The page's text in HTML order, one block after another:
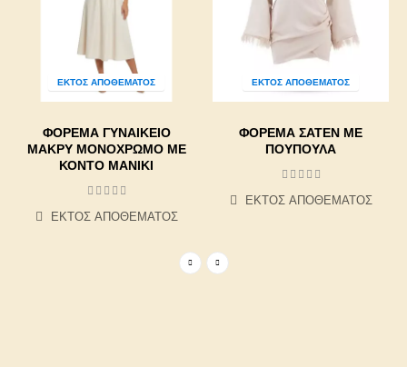
ΕΚΤΌΣ ΑΠΟΘΈΜΑΤΟΣ
ΦΌΡΕΜΑ ΓΥΝΑΙΚΕΊΟ
ΜΑΚΡΎ ΜΟΝΌΧΡΩΜΟ ΜΕ
ΚΟΝΤΌ ΜΑΝΊΚΙ
ΕΚΤΌΣ ΑΠΟΘΈΜΑΤΟΣ
ΕΚΤΌΣ ΑΠΟΘΈΜΑΤΟΣ
ΦΟΡΕΜΑ ΣΑΤΕΝ ΜΕ
ΠΟΥΠΟΥΛΑ
ΕΚΤΌΣ ΑΠΟΘΈΜΑΤΟΣ